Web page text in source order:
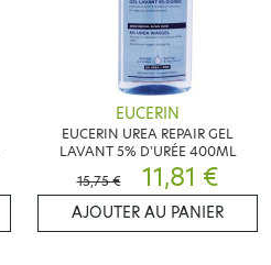
EUCERIN
EUCERIN UREA REPAIR GEL
LAVANT 5% D'URÉE 400ML
15,75 €
11,81 €
AJOUTER AU PANIER